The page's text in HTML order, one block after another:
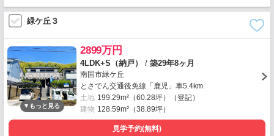
緑ケ丘３
2899万円
4LDK+S（納戸） / 築29年8ヶ月
南国市緑ケ丘
とさでん交通後免線「鹿児」車5.4km
土地 199.29m²（60.28坪）（登記）
建物 128.59m²（38.89坪）
見学予約(無料)